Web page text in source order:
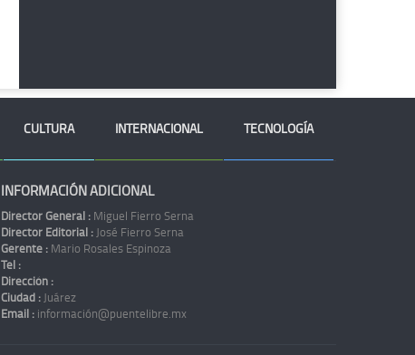
CULTURA INTERNACIONAL TECNOLOGÍA
INFORMACIÓN ADICIONAL
Director General : Miguel Fierro Serna
Director Editorial : José Fierro Serna
Gerente : Mario Rosales Espinoza
Tel :
Dirección :
Ciudad : Juárez
Email : información@puentelibre.mx